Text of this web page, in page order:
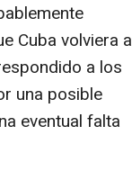
Cuba volviera a
a los
una posible
eventual falta